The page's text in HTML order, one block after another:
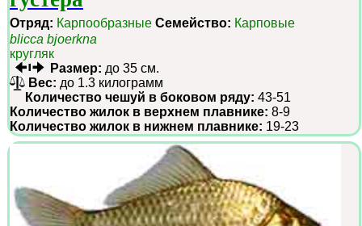
Отряд: Карпообразные Семейство: Карповые
blicca bjoerkna
кругляк
Размер: до 35 см.
Вес: до 1.3 килограмм
Количество чешуй в боковом ряду: 43-51
Количество жилок в верхнем плавнике: 8-9
Количество жилок в нижнем плавнике: 19-23